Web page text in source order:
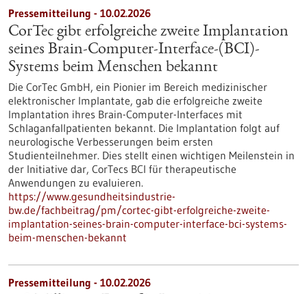
Pressemitteilung - 10.02.2026
CorTec gibt erfolgreiche zweite Implantation
seines Brain-Computer-Interface-(BCI)-
Systems beim Menschen bekannt
Die CorTec GmbH, ein Pionier im Bereich medizinischer
elektronischer Implantate, gab die erfolgreiche zweite
Implantation ihres Brain-Computer-Interfaces mit
Schlaganfallpatienten bekannt. Die Implantation folgt auf
neurologische Verbesserungen beim ersten
Studienteilnehmer. Dies stellt einen wichtigen Meilenstein in
der Initiative dar, CorTecs BCI für therapeutische
Anwendungen zu evaluieren.
https://www.gesundheitsindustrie-
bw.de/fachbeitrag/pm/cortec-gibt-erfolgreiche-zweite-
implantation-seines-brain-computer-interface-bci-systems-
beim-menschen-bekannt
Pressemitteilung - 10.02.2026